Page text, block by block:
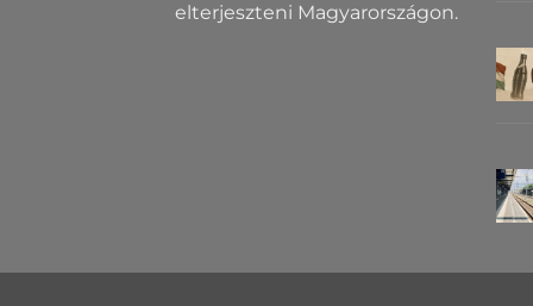
elterjeszteni Magyarországon.